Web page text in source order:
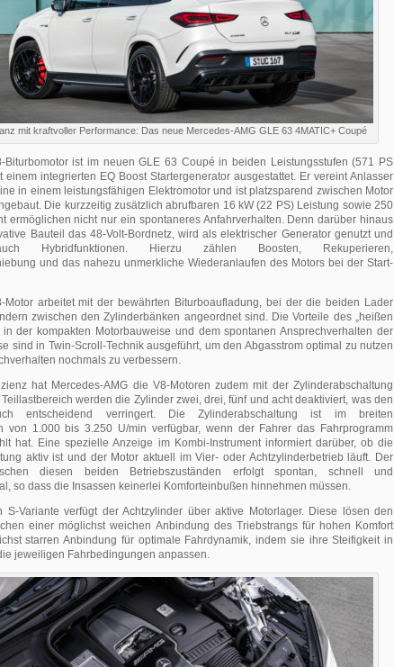
mit kraftvoller Performance: Das neue Mercedes-AMG GLE 63 4MATIC+ Coupé
Biturbomotor ist im neuen GLE 63 Coupé in beiden Leistungsstufen (571 PS
einem integrierten EQ Boost Startergenerator ausgestattet. Er vereint Anlasser
in einem leistungsfähigen Elektromotor und ist platzsparend zwischen Motor
Die kurzzeitig zusätzlich abrufbaren 16 kW (22 PS) Leistung sowie 250
ermöglichen nicht nur ein spontaneres Anfahrverhalten. Denn darüber hinaus
Bauteil das 48-Volt-Bordnetz, wird als elektrischer Generator genutzt und
Hybridfunktionen. Hierzu zählen Boosten, Rekuperieren,
und das nahezu unmerkliche Wiederanlaufen des Motors bei der Start-
Motor arbeitet mit der bewährten Biturboaufladung, bei der die beiden Lader
zwischen den Zylinderbänken angeordnet sind. Die Vorteile des „heißen
in der kompakten Motorbauweise und dem spontanen Ansprechverhalten der
sind in Twin-Scroll-Technik ausgeführt, um den Abgasstrom optimal zu nutzen
nochmals zu verbessern.
hat Mercedes-AMG die V8-Motoren zudem mit der Zylinderabschaltung
werden die Zylinder zwei, drei, fünf und acht deaktiviert, was den
entscheidend verringert. Die Zylinderabschaltung ist im breiten
von 1.000 bis 3.250 U/min verfügbar, wenn der Fahrer das Fahrprogramm
hat. Eine spezielle Anzeige im Kombi-Instrument informiert darüber, ob die
aktiv ist und der Motor aktuell im Vier- oder Achtzylinderbetrieb läuft. Der
diesen beiden Betriebszuständen erfolgt spontan, schnell und
so dass die Insassen keinerlei Komforteinbußen hinnehmen müssen.
S-Variante verfügt der Achtzylinder über aktive Motorlager. Diese lösen den
einer möglichst weichen Anbindung des Triebstrangs für hohen Komfort
starren Anbindung für optimale Fahrdynamik, indem sie ihre Steifigkeit in
jeweiligen Fahrbedingungen anpassen.